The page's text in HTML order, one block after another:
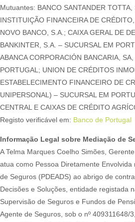
Mutuantes: BANCO SANTANDER TOTTA,
INSTITUIÇÃO FINANCEIRA DE
NOVO BANCO, S.A.; CAIXA GERAL DE
BANKINTER, S.A. – SUCURSAL EM
ABANCA CORPORACIÓN BANCARIA,
PORTUGAL; UNION DE CRÉDITOS
ESTABELECIMENTO FINANCEIRO DE
UNIPERSONAL) – SUCURSAL EM
CENTRAL E CAIXAS DE CRÉDITO
Registo verificável em: Banco de Portugal
Informação Legal sobre Mediação de
A Telma Marques Coelho Simões,
atua como Pessoa Diretamente Envolvida
de Seguros (PDEADS) ao abrigo de
Decisões e Soluções, entidade registada
Supervisão de Seguros e Fundos de
Agente de Seguros, sob o nº 409311648/